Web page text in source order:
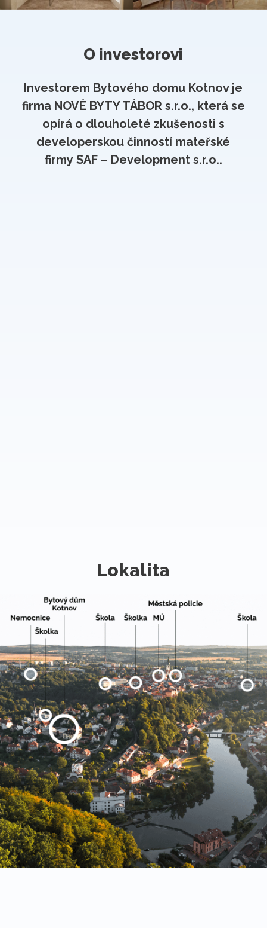
O investorovi
Investorem Bytového domu Kotnov je
firma NOVÉ BYTY TÁBOR s.r.o., která se
opírá o dlouholeté zkušenosti s
developerskou činností mateřské
firmy SAF – Development s.r.o..
Lokalita